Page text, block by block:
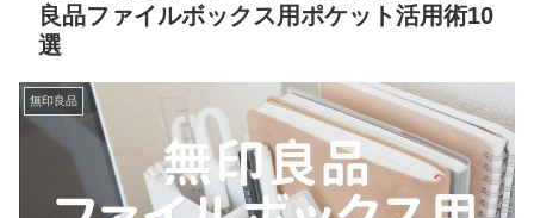
良品ファイルボックス用ポケット活用術10
選
無印良品